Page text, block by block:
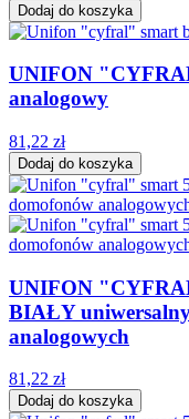
Dodaj do koszyka
UNIFON
analogowy
81,22 zł
Dodaj do koszyka
UNIFON
BIAŁY
analogowych
81,22 zł
Dodaj do koszyka